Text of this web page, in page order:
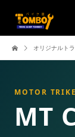
オリジナルト
MOTOR
MT